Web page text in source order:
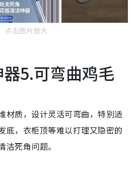
点击图片放大
5.可弯曲鸡毛
材质，设计灵活可弯曲，特别适
底，衣柜顶等难以打理又隐密的
死角问题。